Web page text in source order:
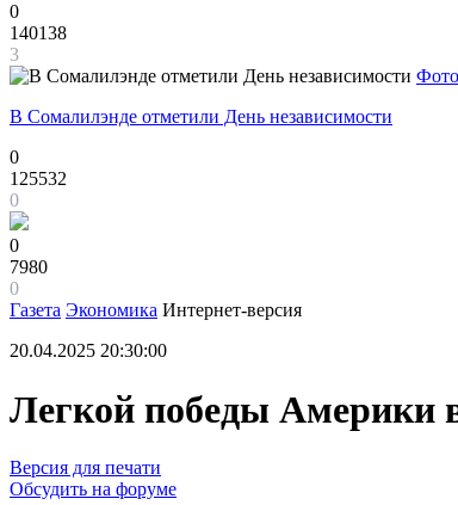
0
140138
3
Фото
В Сомалилэнде отметили День независимости
0
125532
0
0
7980
0
Газета Экономика Интернет-версия
20.04.2025 20:30:00
Легкой победы Америки
Версия для печати
Обсудить на форуме